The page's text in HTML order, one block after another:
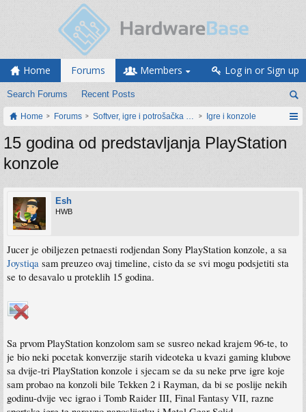
Home Forums
Search Forums Recent Posts
Members Log in or Sign up
Home Forums Softver, igre i potrošačka elektronikaIgre i konzole
15 godina od predstavljanja PlayStation
konzole
Esh
HWB
Jucer je obiljezen petnaesti rodjendan Sony PlayStation konzole, a sa
Joystiqa sam preuzeo ovaj timeline, cisto da se svi mogu podsjetiti sta
se to desavalo u proteklih 15 godina.
Sa prvom PlayStation konzolom sam se susreo nekad krajem 96-te, to
je bio neki pocetak konverzije starih videoteka u kvazi gaming klubove
sa dvije-tri PlayStation konzole i sjecam se da su neke prve igre koje
sam probao na konzoli bile Tekken 2 i Rayman, da bi se poslije nekih
godinu-dvije vec igrao i Tomb Raider III, Final Fantasy VII, razne